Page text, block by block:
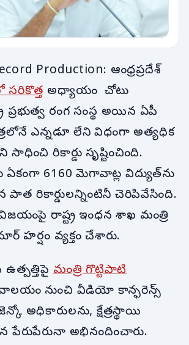
Production: ఆంధ్రప్రదేశ్
సరికొత్తఅధ్యాయం చోటు
ప్రభుత్వ రంగ సంస్థ అయిన ఏపీ
ఎన్నడూ లేని విధంగా అత్యధిక
సాధించి రికార్డు సృష్టించింది.
ఏకంగా 6160 మెగావాట్ల విద్యుత్‌ను
పాత రికార్డులన్నింటినీ చెరిపివేసింది.
రాష్ట్ర ఇంధన శాఖ మంత్రి
హర్షం వ్యక్తం చేశారు.
ఉత్పత్తిపైమంత్రి గొట్టిపాటి
నుంచి వీడియో కాన్ఫరెన్స్
అధికారులను, క్షేత్రస్థాయి
పేరుపేరునా అభినందించారు.